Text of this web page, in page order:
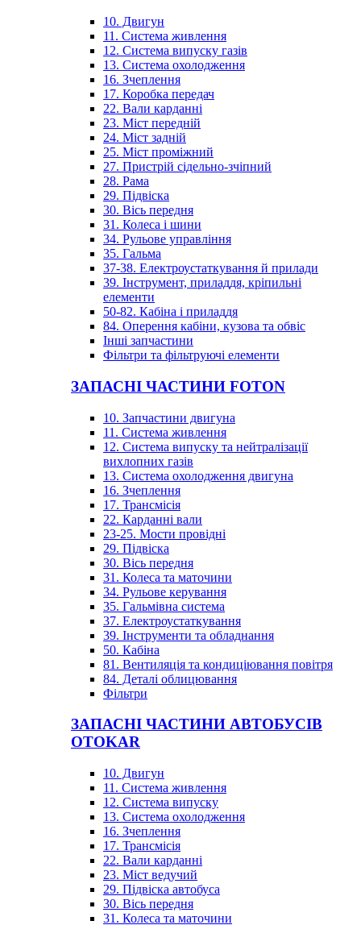
10. Двигун
11. Система живлення
12. Система випуску газів
13. Система охолодження
16. Зчеплення
17. Коробка передач
22. Вали карданні
23. Міст передній
24. Міст задній
25. Міст проміжний
27. Пристрій сідельно-зчіпний
28. Рама
29. Підвіска
30. Вісь передня
31. Колеса і шини
34. Рульове управління
35. Гальма
37-38. Електроустаткування й прилади
39. Інструмент, приладдя, кріпильні
елементи
50-82. Кабіна і приладдя
84. Оперення кабіни, кузова та обвіс
Інші запчастини
Фільтри та фільтруючі елементи
ЗАПАСНІ ЧАСТИНИ FOTON
10. Запчастини двигуна
11. Система живлення
12. Система випуску та нейтралізації
вихлопних газів
13. Система охолодження двигуна
16. Зчеплення
17. Трансмісія
22. Карданні вали
23-25. Мости провідні
29. Підвіска
30. Вісь передня
31. Колеса та маточини
34. Рульове керування
35. Гальмівна система
37. Електроустаткування
39. Інструменти та обладнання
50. Кабіна
81. Вентиляція та кондиціювання повітря
84. Деталі облицювання
Фільтри
ЗАПАСНІ ЧАСТИНИ АВТОБУСІВ
OTOKAR
10. Двигун
11. Система живлення
12. Система випуску
13. Система охолодження
16. Зчеплення
17. Трансмісія
22. Вали карданні
23. Міст ведучий
29. Підвіска автобуса
30. Вісь передня
31. Колеса та маточини